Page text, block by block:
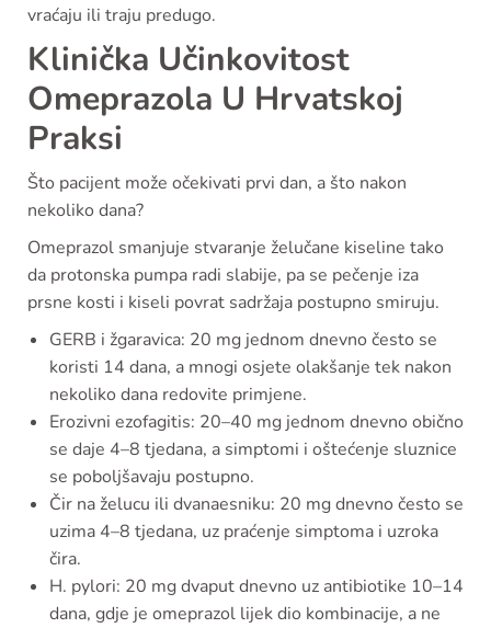
vraćaju ili traju predugo.
Klinička Učinkovitost
Omeprazola U Hrvatskoj
Praksi
Što pacijent može očekivati prvi dan, a što nakon
nekoliko dana?
Omeprazol smanjuje stvaranje želučane kiseline tako
da protonska pumpa radi slabije, pa se pečenje iza
prsne kosti i kiseli povrat sadržaja postupno smiruju.
GERB i žgaravica: 20 mg jednom dnevno često se
koristi 14 dana, a mnogi osjete olakšanje tek nakon
nekoliko dana redovite primjene.
Erozivni ezofagitis: 20–40 mg jednom dnevno obično
se daje 4–8 tjedana, a simptomi i oštećenje sluznice
se poboljšavaju postupno.
Čir na želucu ili dvanaesniku: 20 mg dnevno često se
uzima 4–8 tjedana, uz praćenje simptoma i uzroka
čira.
H. pylori: 20 mg dvaput dnevno uz antibiotike 10–14
dana, gdje je omeprazol lijek dio kombinacije, a ne